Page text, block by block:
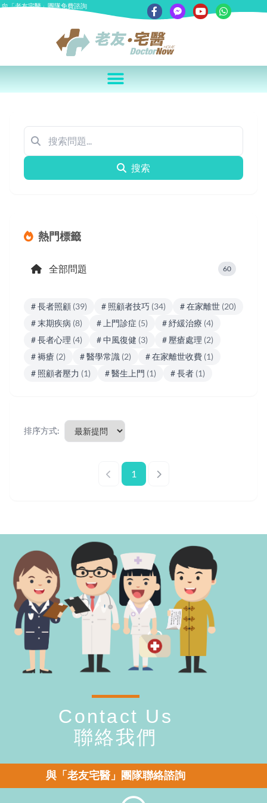
向「老友宅醫」團隊免費諮詢
搜索
熱門標籤
全部問題 60
# 長者照顧 (39) # 照顧者技巧 (34) # 在家離世 (20)
# 末期疾病 (8) # 上門診症 (5) # 紓緩治療 (4)
# 長者心理 (4) # 中風復健 (3) # 壓瘡處理 (2)
# 褥瘡 (2) # 醫學常識 (2) # 在家離世收費 (1)
# 照顧者壓力 (1) # 醫生上門 (1) # 長者 (1)
排序方式:
1
Contact Us
聯絡我們
與「老友宅醫」團隊聯絡諮詢